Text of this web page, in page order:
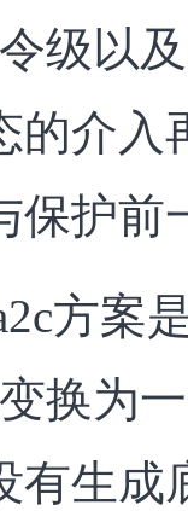
级以
的介入
保护前
方案
换为
有生成